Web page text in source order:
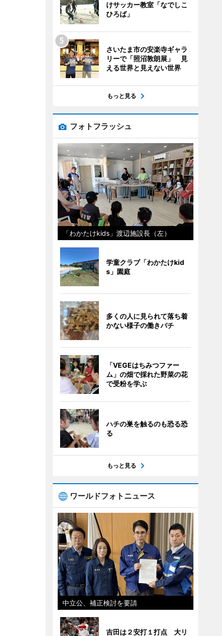
けサッカー教室「なでしこ
ひろば」
さいたま市の安楽寺ギャラ
リーで「照沼敦朗展」 見
える世界と見えない世界
もっと見る
フォトフラッシュ
「わかたけkids」渡辺施設長（左）
学童クラブ「わかたけkid
s」園庭
多くの人に見られて落ち着
かない様子の働きバチ
「VEGEはちみつファー
ム」の畑で採れた野菜の花
で受粉を学ぶ
ハチの巣を触るのも恐る恐
る
もっと見る
ワールドフォトニュース
中立公、補正検討を要請
吉田は２安打１打点 大リ